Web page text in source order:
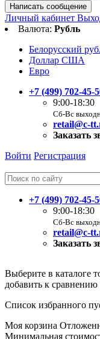
Написать сообщение
Личный кабинет
Валюта: Рубль
Белорусский
Доллар США
Евро
+7 (499) 702-45-
9:00-18:30
Сб-Вс
retail@c-
Заказать
Войти Регистрация
+7 (499) 702-45-
9:00-18:30
Сб-Вс
retail@c-
Заказать
Выберите в каталоге
добавить к сравнению
Список избранного
Моя корзина
Минимальная